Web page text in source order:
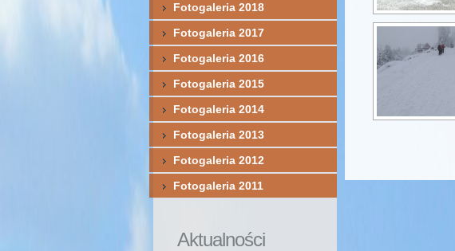
Fotogaleria 2018
Fotogaleria 2017
Fotogaleria 2016
Fotogaleria 2015
Fotogaleria 2014
Fotogaleria 2013
Fotogaleria 2012
Fotogaleria 2011
Aktualności